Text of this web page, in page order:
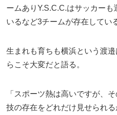
ームありY.S.C.C.はサッカー
いるなど3チームが存在してい
生まれも育ちも横浜という渡
らこそ大変だと語る。
「スポーツ熱は高いですが、
技の存在をどれだけ見せられ